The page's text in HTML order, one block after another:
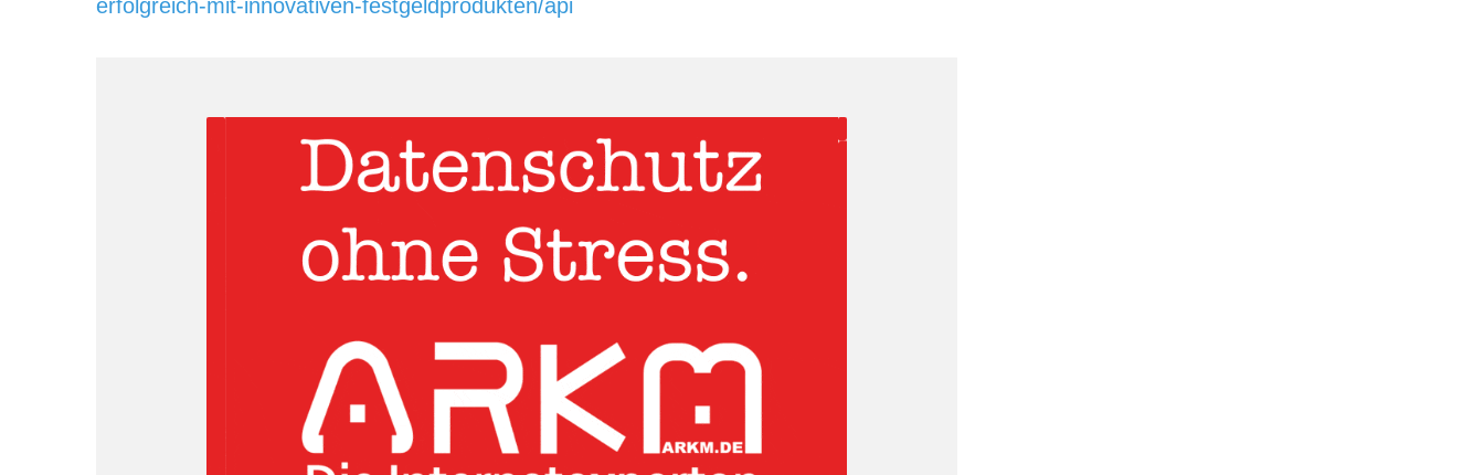
erfolgreich-mit-innovativen-festgeldprodukten/api